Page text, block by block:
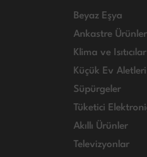
Beyaz Eşya
Ankastre Ürünler
Klima ve Isıtıcılar
Küçük Ev Aletleri
Süpürgeler
Tüketici
Akıllı Ürünler
Televizyonlar